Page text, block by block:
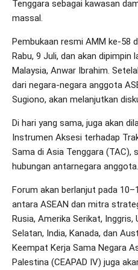
Tenggara sebagai kawasan
massal.
Pembukaan resmi AMM ke-58
Rabu, 9 Juli, dan akan dipimpin
Malaysia, Anwar Ibrahim.
dari negara-negara anggota
Sugiono, akan melanjutkan
Di hari yang sama, juga akan
Instrumen Aksesi terhadap
Sama di Asia Tenggara (TAC),
hubungan antarnegara anggota.
Forum akan berlanjut pada
antara ASEAN dan mitra
Rusia, Amerika Serikat, Inggris,
Selatan, India, Kanada, dan
Keempat Kerja Sama Negara
Palestina (CEAPAD IV) juga